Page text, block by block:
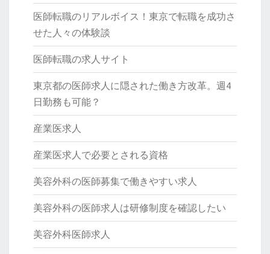
医師転職のリアルボイス！東京で転職を成功さ
せた人々の体験談
医師転職の求人サイト
東京都の医師求人に隠された働き方改革。週4
日勤務も可能？
産業医求人
産業医求人で必要とされる資格
美容外科の医師募集で働きやすい求人
美容外科の医師求人は研修制度を確認したい
美容外科医師求人